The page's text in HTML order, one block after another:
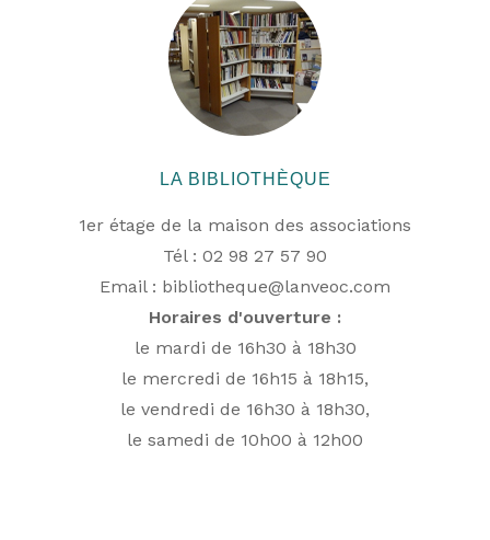
LA BIBLIOTHÈQUE
1er étage de la maison des associations
Tél : 02 98 27 57 90
Email : bibliotheque@lanveoc.com
Horaires d'ouverture :
le mardi de 16h30 à 18h30
le mercredi de 16h15 à 18h15,
le vendredi de 16h30 à 18h30,
le samedi de 10h00 à 12h00